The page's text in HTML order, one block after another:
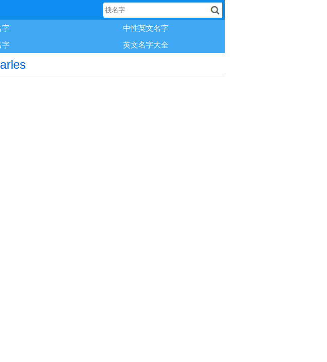
字
中性英文名字
字 英文名字大全